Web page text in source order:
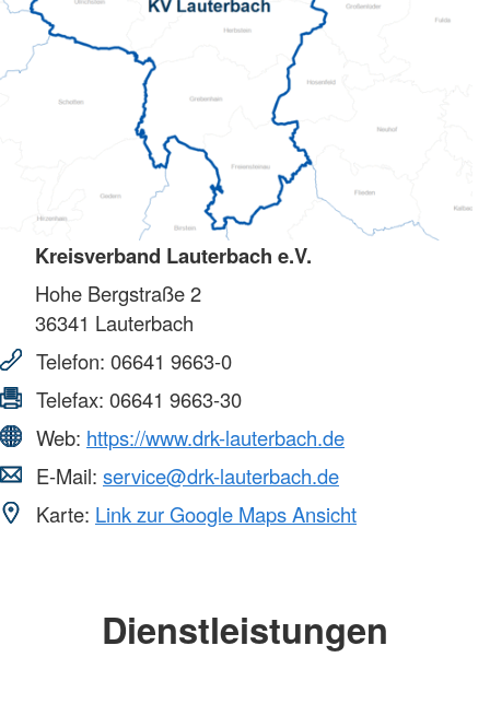
Kreisverband Lauterbach e.V.
Hohe Bergstraße 2
36341 Lauterbach
Telefon: 06641 9663-0
Telefax: 06641 9663-30
Web: https://www.drk-lauterbach.de
E-Mail: service@drk-lauterbach.de
Karte: Link zur Google Maps Ansicht
Dienstleistungen